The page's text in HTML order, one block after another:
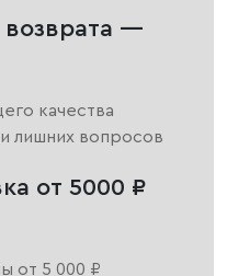
возврата —
качества
лишних вопросов
от 5000 ₽
от 5 000 ₽